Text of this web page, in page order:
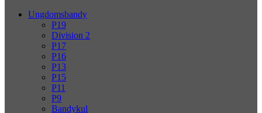
Ungdomsbandy
P19
Division 2
P17
P16
P13
P15
P11
P9
Bandykul